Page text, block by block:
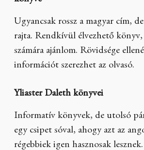
Ugyancsak rossz a magyar cím,
rajta. Rendkívül élvezhető
számára ajánlom. Rövidsége
információt szerezhet az olvasó.
Yliaster Daleth könyvei
Informatív könyvek, de utolsó
egy csipet sóval, ahogy azt az
régebbiek igen hasznosak lesznek.